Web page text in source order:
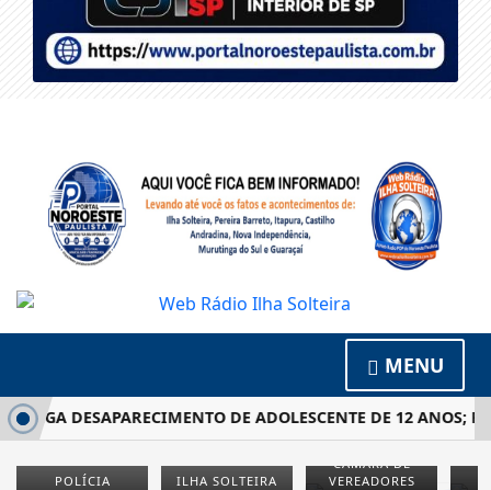
MENU
DESAPARECIMENTO DE ADOLESCENTE DE 12 ANOS;
POLÍCIA ILHA SOLTEIRA
CÂMARA DE
VEREADORES